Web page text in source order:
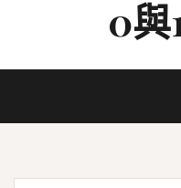
0與